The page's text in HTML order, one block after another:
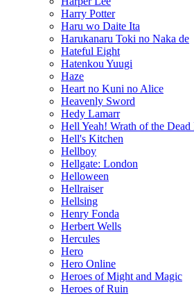
Harry Potter
Haru wo Daite Ita
Harukanaru Toki no Naka de
Hateful Eight
Hatenkou Yuugi
Haze
Heart no Kuni no Alice
Heavenly Sword
Hedy Lamarr
Hell Yeah! Wrath of the Dead
Hell's Kitchen
Hellboy
Hellgate: London
Helloween
Hellraiser
Hellsing
Henry Fonda
Herbert Wells
Hercules
Hero
Hero Online
Heroes of Might and Magic
Heroes of Ruin